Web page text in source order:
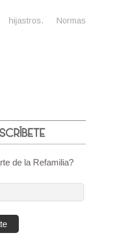
Normas
de la Refamilia?